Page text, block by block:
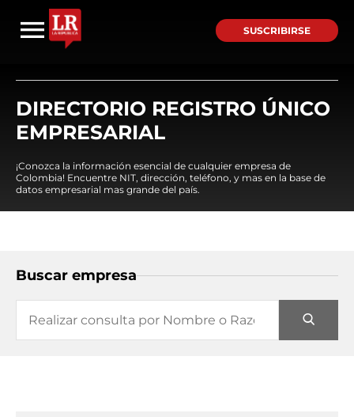
SUSCRIBIRSE
DIRECTORIO REGISTRO ÚNICO
EMPRESARIAL
¡Conozca la información esencial de cualquier empresa de
Colombia! Encuentre NIT, dirección, teléfono, y mas en la base de
datos empresarial mas grande del país.
Buscar empresa